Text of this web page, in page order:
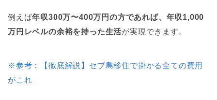
例えば年収300万〜400万円の方であれば、年収1,000
万円レベルの余裕を持った生活が実現できます。
※参考：【徹底解説】セブ島移住で掛かる全ての費用
がこれ